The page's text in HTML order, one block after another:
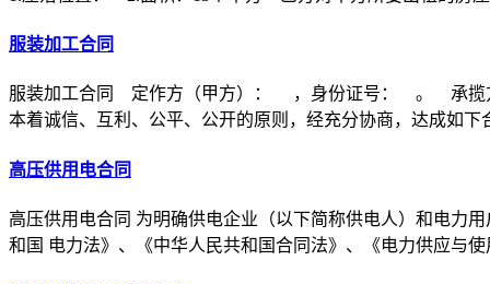
服装加工合同
服装加工合同 定作方（甲方）： ，身份证号： 。 承揽
本着诚信、互利、公平、公开的原则，经充分协商，达成如下
高压供用电合同
高压供用电合同 为明确供电企业（以下简称供电人）和电力
和国 电力法》、《中华人民共和国合同法》、《电力供应与